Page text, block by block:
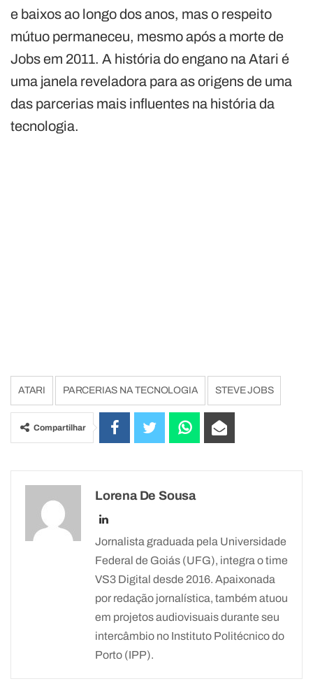
e baixos ao longo dos anos, mas o respeito
mútuo permaneceu, mesmo após a morte de
Jobs em 2011. A história do engano na Atari é
uma janela reveladora para as origens de uma
das parcerias mais influentes na história da
tecnologia.
ATARI PARCERIAS NA TECNOLOGIA STEVE JOBS
Compartilhar
Lorena De Sousa
Jornalista graduada pela Universidade
Federal de Goiás (UFG), integra o time
VS3 Digital desde 2016. Apaixonada
por redação jornalística, também atuou
em projetos audiovisuais durante seu
intercâmbio no Instituto Politécnico do
Porto (IPP).